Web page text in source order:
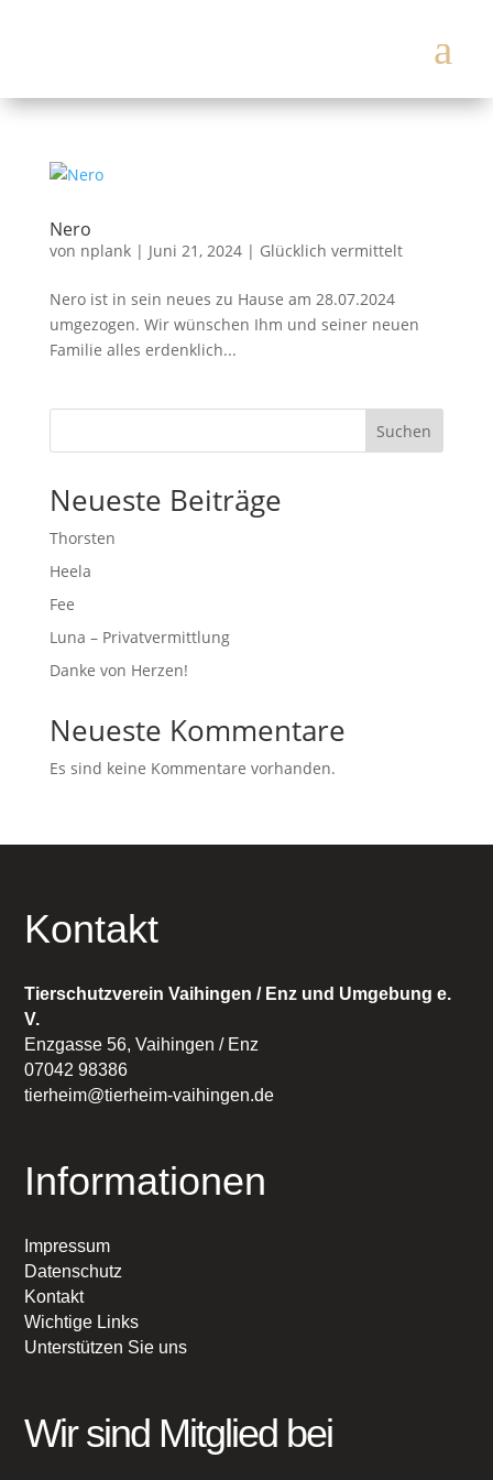
a
Nero
von nplank| Juni 21, 2024| Glücklich vermittelt
Nero ist in sein neues zu Hause am 28.07.2024
umgezogen. Wir wünschen Ihm und seiner neuen
Familie alles erdenklich...
Suchen
Neueste Beiträge
Thorsten
Heela
Fee
Luna – Privatvermittlung
Danke von Herzen!
Neueste Kommentare
Es sind keine Kommentare vorhanden.
Kontakt
Tierschutzverein Vaihingen / Enz und Umgebung e.
V.
Enzgasse 56, Vaihingen / Enz
07042 98386
tierheim@tierheim-vaihingen.de
Informationen
Impressum
Datenschutz
Kontakt
Wichtige Links
Unterstützen Sie uns
Wir sind Mitglied bei